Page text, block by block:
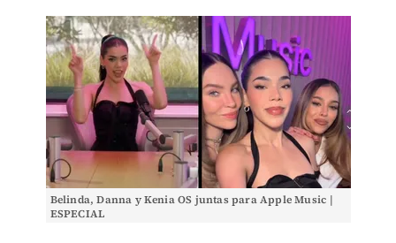
Belinda, Danna y Kenia OS juntas para Apple Music |
ESPECIAL